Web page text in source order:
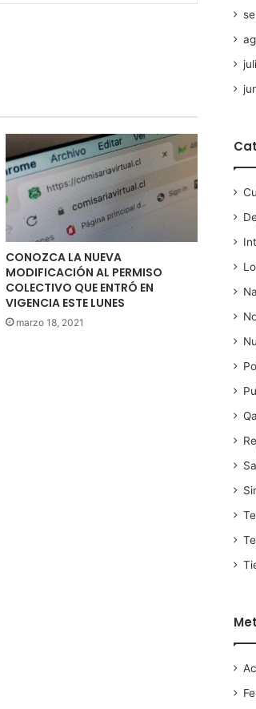
CONOZCA LA NUEVA
MODIFICACIÓN AL PERMISO
COLECTIVO QUE ENTRÓ EN
VIGENCIA ESTE LUNES
marzo 18, 2021